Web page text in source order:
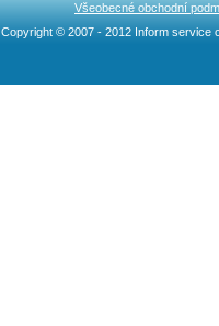
Všeobecné obchodní
Copyright © 2007 - 2012 Inform service